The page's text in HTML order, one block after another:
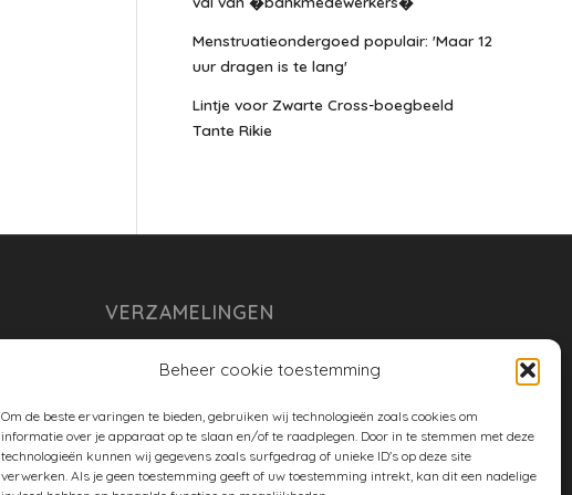
Beheer cookie toestemming
Om de beste ervaringen te bieden, gebruiken wij technologieën zoals cookies om
informatie over je apparaat op te slaan en/of te raadplegen. Door in te stemmen met deze
technologieën kunnen wij gegevens zoals surfgedrag of unieke ID's op deze site
verwerken. Als je geen toestemming geeft of uw toestemming intrekt, kan dit een nadelige
Menstruatieondergoed populair: 'Maar 12
uur dragen is te lang'
Lintje voor Zwarte Cross-boegbeeld
Tante Rikie
VERZAMELINGEN
huishouden
spreekwoorden en gezegden